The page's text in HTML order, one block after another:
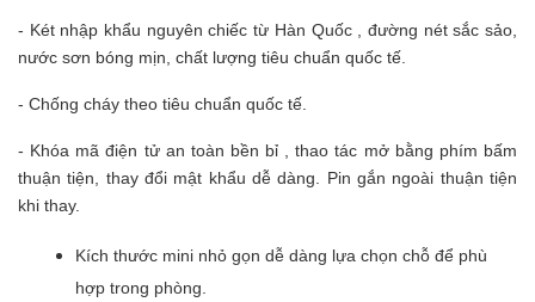
- Két nhập khẩu nguyên chiếc từ Hàn Quốc , đường nét sắc sảo,
nước sơn bóng mịn, chất lượng tiêu chuẩn quốc tế.
- Chống cháy theo tiêu chuẩn quốc tế.
- Khóa mã điện tử an toàn bền bỉ , thao tác mở bằng phím bấm
thuận tiện, thay đổi mật khẩu dễ dàng. Pin gắn ngoài thuận tiện
khi thay.
Kích thước mini nhỏ gọn dễ dàng lựa chọn chỗ để phù
hợp trong phòng.